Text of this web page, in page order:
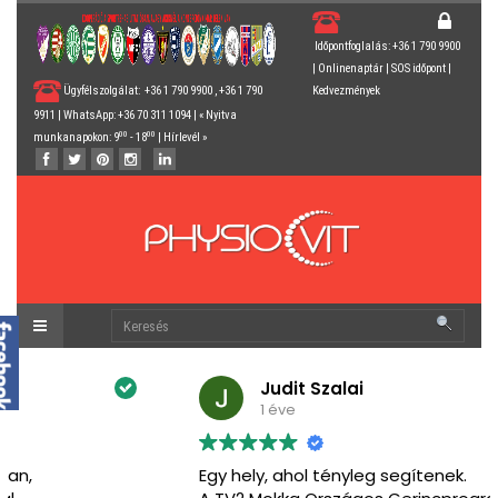
Ügyfélszolgálat: +36 1 790 9900 , +36 1 790
9911 | WhatsApp: +36 70 311 1094 | « Nyitva
munkanapokon: 900 - 1800 Hírlevél »
Időpontfoglalás: +36 1 790 9900
Onlinenaptár| SOS időpont|
Kedvezmények
Judit Szalai
Egy hely, ahol tényleg segítenek.